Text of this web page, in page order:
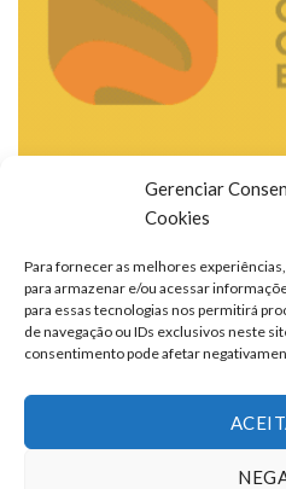
Gerenciar
Cookies
Para fornecer as melhores
para armazenar e/ou acessar
para essas tecnologias nos permitirá
de navegação ou IDs exclusivos neste
consentimento pode afetar